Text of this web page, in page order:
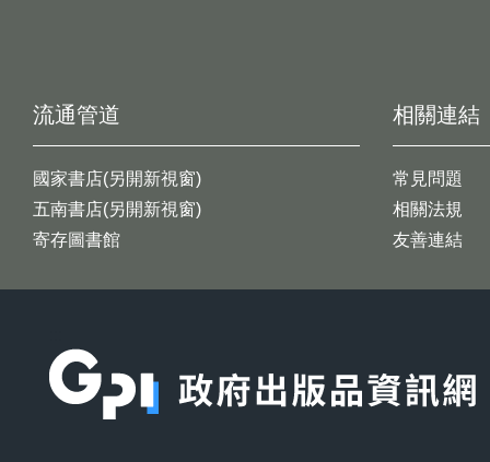
流通管道
國家書店(另開新視窗)
五南書店(另開新視窗)
寄存圖書館
相關連結
常見問題
相關法規
友善連結